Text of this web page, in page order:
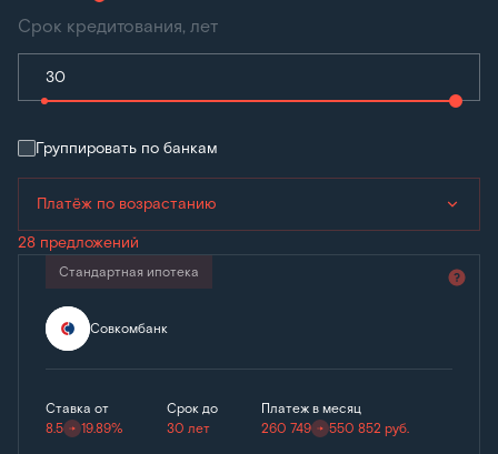
Срок кредитования, лет
Группировать по банкам
Платёж по возрастанию
28 предложений
Стандартная ипотека
Совкомбанк
Ставка от
8.5
19.89%
Срок до
30 лет
Платеж в месяц
260 749
550 852 руб.